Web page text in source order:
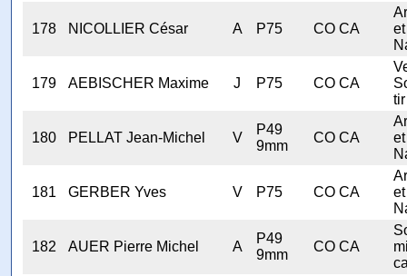
178 NICOLLIER César A P75 CO CA
et
179 AEBISCHER Maxime J P75 CO CA
tir
180 PELLAT Jean-Michel V
P49
9mm
CO CA
et
181 GERBER Yves V P75 CO CA
et
182 AUER Pierre Michel A
P49
9mm
CO CA